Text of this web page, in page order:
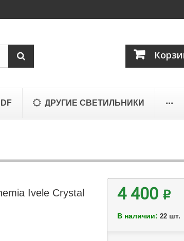
ДРУГИЕ СВЕТИЛЬНИКИ ...
Ivele Crystal 4 400 ₽
В наличии: 22 шт.